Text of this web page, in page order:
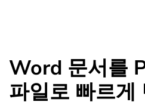
Word 문서를
파일로 빠르게